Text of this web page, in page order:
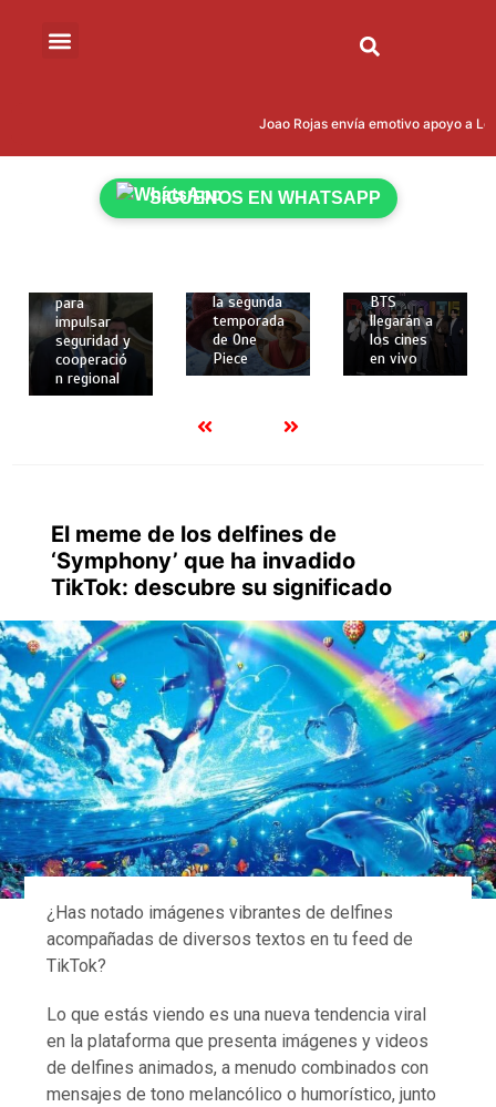
Joao Rojas envía emotivo apoyo a
SÍGUENOS EN WHATSAPP
2 mins
Donald
reúne en
Miami a 12
para
impulsar
seguridad y
cooperació
n regional
2 mins
Netflix
revela
nuevos
la segunda
temporada
de One
Piece
febrero de
2026
2 mins
Los dos
primeros
BTS
llegarán a
los cines
en vivo
El meme de los delfines de
‘Symphony’ que ha invadido
TikTok: descubre su significado
¿Has notado imágenes vibrantes de delfines
acompañadas de diversos textos en tu feed de
TikTok?
Lo que estás viendo es una nueva tendencia viral
en la plataforma que presenta imágenes y videos
de delfines animados, a menudo combinados con
mensajes de tono melancólico o humorístico, junto